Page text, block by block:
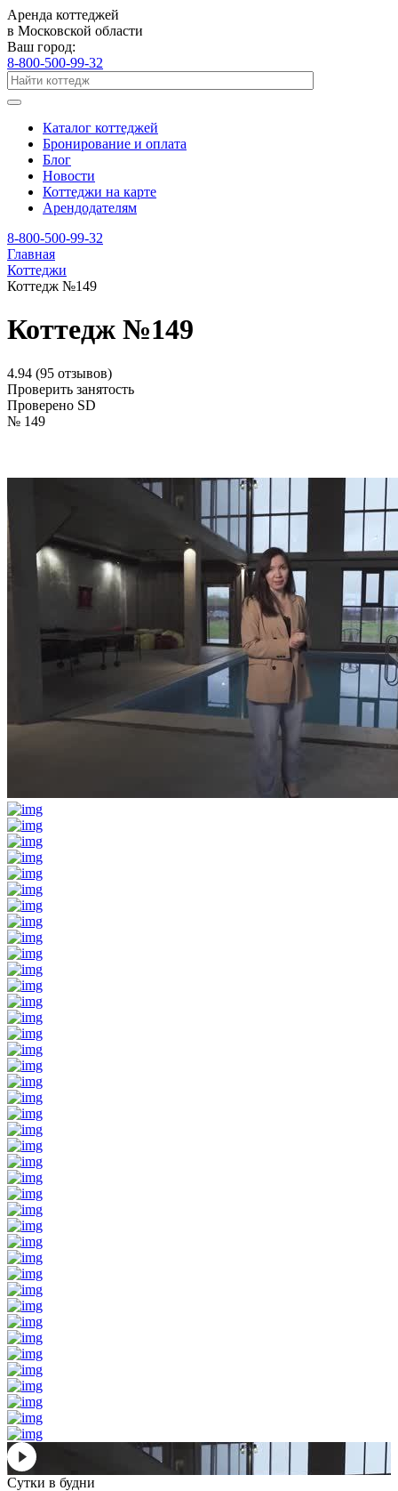
Аренда коттеджей
в Московской области
Ваш город:
8-800-500-99-32
Каталог коттеджей
Бронирование и оплата
Блог
Новости
Коттеджи на карте
Арендодателям
8-800-500-99-32
Главная
Коттеджи
Коттедж №149
Коттедж №149
4.94 (95 отзывов)
Проверить занятость
Проверено SD
№ 149
Сутки в будни